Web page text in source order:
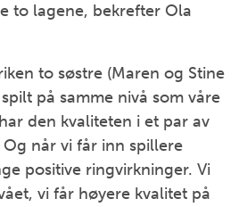
to lagene, bekrefter Ola
to søstre (Maren og Stine
på samme nivå som våre
den kvaliteten i et par av
når vi får inn spillere
positive ringvirkninger. Vi
vi får høyere kvalitet på